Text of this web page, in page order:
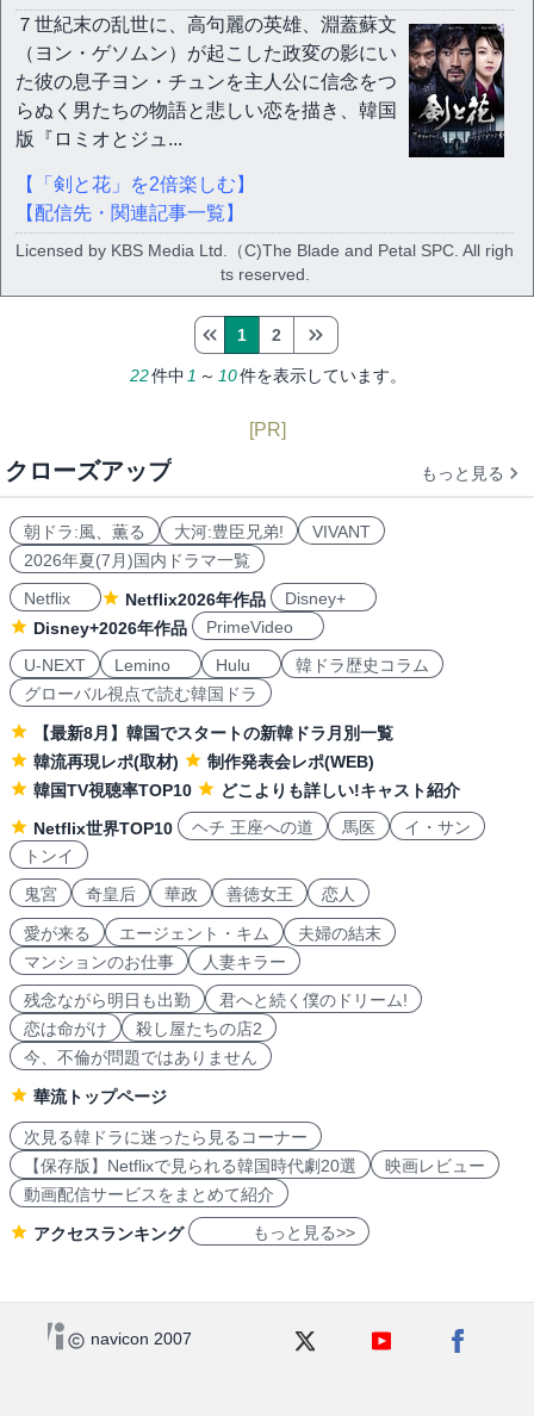
７世紀末の乱世に、高句麗の英雄、淵蓋蘇文
（ヨン・ゲソムン）が起こした政変の影にい
た彼の息子ヨン・チュンを主人公に信念をつ
らぬく男たちの物語と悲しい恋を描き、韓国
版『ロミオとジュ...
【「剣と花」を2倍楽しむ】
【配信先・関連記事一覧】
Licensed by KBS Media Ltd.（C)The Blade and Petal SPC. All righ
ts reserved.
22件中1 ～ 10件を表示しています。
1 2
[PR]
クローズアップ もっと見る
朝ドラ:風、薫る 大河:豊臣兄弟!
VIVANT
2026年夏(7月)国内ドラマ一覧
Netflix
Netflix2026年作品
Disney+
Disney+2026年作品
PrimeVideo
U-NEXT
Lemino Hulu
韓ドラ歴史コラム
グローバル視点で読む韓国ドラ
【最新8月】韓国でスタートの新韓ドラ月別一覧
韓流再現レポ(取材)
制作発表会レポ(WEB)
韓国TV視聴率TOP10
どこよりも詳しい!キャスト紹介
Netflix世界TOP10
ヘチ 王座への道 馬医
イ・サン
トンイ
鬼宮
奇皇后 華政 善徳女王 恋人
愛が来る エージェント・キム
夫婦の結末
マンションのお仕事
人妻キラー
残念ながら明日も出勤
君へと続く僕のドリーム!
恋は命がけ
殺し屋たちの店2
今、不倫が問題ではありません
華流トップページ
次見る韓ドラに迷ったら見るコーナー
【保存版】Netflixで見られる韓国時代劇20選
映画レビュー
動画配信サービスをまとめて紹介
アクセスランキング もっと見る>>
navicon 2007